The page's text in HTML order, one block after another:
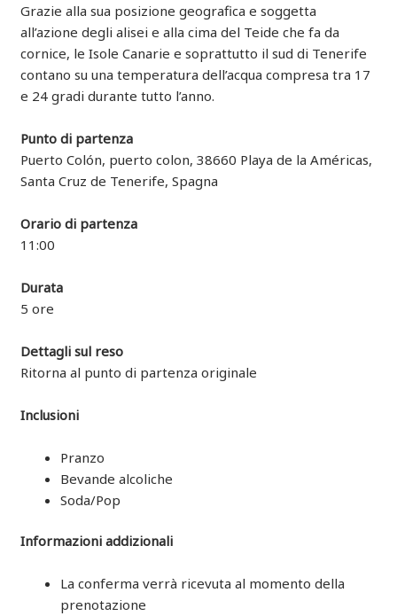
Grazie alla sua posizione geografica e soggetta
all’azione degli alisei e alla cima del Teide che fa da
cornice, le Isole Canarie e soprattutto il sud di Tenerife
contano su una temperatura dell’acqua compresa tra 17
e 24 gradi durante tutto l’anno.
Punto di partenza
Puerto Colón, puerto colon, 38660 Playa de la Américas,
Santa Cruz de Tenerife, Spagna
Orario di partenza
11:00
Durata
5 ore
Dettagli sul reso
Ritorna al punto di partenza originale
Inclusioni
Pranzo
Bevande alcoliche
Soda/Pop
Informazioni addizionali
La conferma verrà ricevuta al momento della
prenotazione